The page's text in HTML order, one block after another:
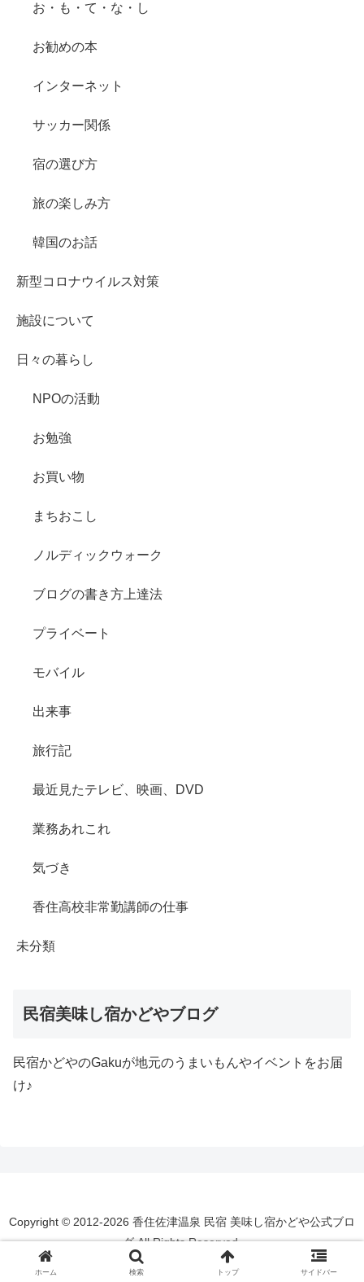
お・も・て・な・し
お勧めの本
インターネット
サッカー関係
宿の選び方
旅の楽しみ方
韓国のお話
新型コロナウイルス対策
施設について
日々の暮らし
NPOの活動
お勉強
お買い物
まちおこし
ノルディックウォーク
ブログの書き方上達法
プライベート
モバイル
出来事
旅行記
最近見たテレビ、映画、DVD
業務あれこれ
気づき
香住高校非常勤講師の仕事
未分類
民宿美味し宿かどやブログ
民宿かどやのGakuが地元のうまいもんやイベントをお届
け♪
Copyright © 2012-2026 香住佐津温泉 民宿 美味し宿かどや公式ブロ
グ All Rights Reserved.
ホーム 検索 トップ サイドバー